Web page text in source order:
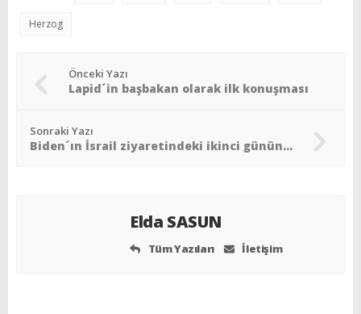
Herzog
Önceki Yazı
Lapid´in başbakan olarak ilk konuşması
Sonraki Yazı
Biden´ın İsrail ziyaretindeki ikinci gününden özetler
Elda SASUN
Tüm Yazıları İletişim